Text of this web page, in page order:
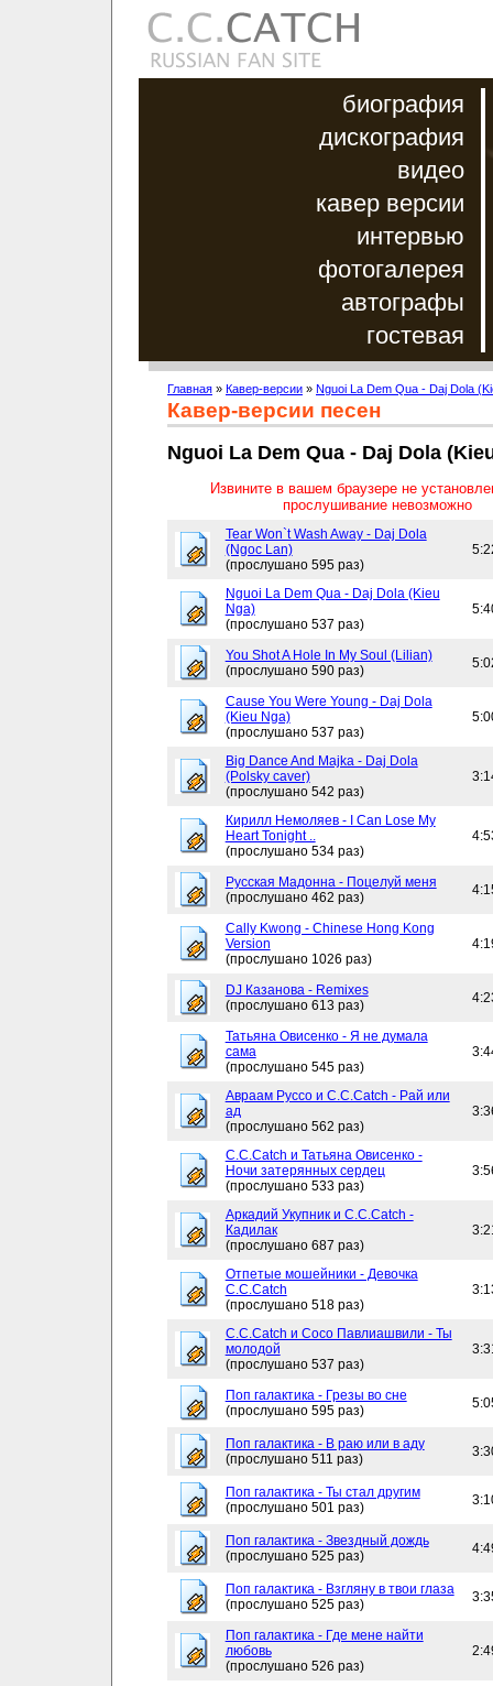
биография
дискография
видео
кавер версии
интервью
фотогалерея
автографы
гостевая
Главная » Кавер-версии » Nguoi La Dem Qua - Daj Dola
Кавер-версии песен
Nguoi La Dem Qua - Daj Dola
Извините в вашем браузере не
прослушивание невозможно
Tear Won`t Wash Away - Daj Dola
(Ngoc Lan)
(прослушано 595 раз)
Nguoi La Dem Qua - Daj Dola (Kieu
Nga)
(прослушано 537 раз)
You Shot A Hole In My Soul (Lilian)
(прослушано 590 раз)
Cause You Were Young - Daj Dola
(Kieu Nga)
(прослушано 537 раз)
Big Dance And Majka - Daj Dola
(Polsky caver)
(прослушано 542 раз)
Кирилл Немоляев - I Can Lose My
Heart Tonight ..
(прослушано 534 раз)
Русская Мадонна - Поцелуй меня
(прослушано 462 раз)
Cally Kwong - Chinese Hong Kong
Version
(прослушано 1026 раз)
DJ Казанова - Remixes
(прослушано 613 раз)
Татьяна Овисенко - Я не думала
сама
(прослушано 545 раз)
Авраам Руссо и C.C.Catch - Рай или
ад
(прослушано 562 раз)
C.C.Catch и Татьяна Овисенко -
Ночи затерянных сердец
(прослушано 533 раз)
Аркадий Укупник и C.C.Catch -
Кадилак
(прослушано 687 раз)
Отпетые мошейники - Девочка
C.C.Catch
(прослушано 518 раз)
C.C.Catch и Сосо Павлиашвили - Ты
молодой
(прослушано 537 раз)
Поп галактика - Грезы во сне
(прослушано 595 раз)
Поп галактика - В раю или в аду
(прослушано 511 раз)
Поп галактика - Ты стал другим
(прослушано 501 раз)
Поп галактика - Звездный дождь
(прослушано 525 раз)
Поп галактика - Взгляну в твои глаза
(прослушано 525 раз)
Поп галактика - Где мене найти
любовь
(прослушано 526 раз)